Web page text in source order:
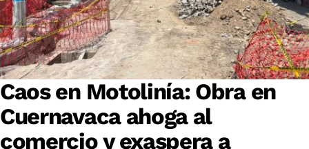
Caos en Motolinía: Obra en
Cuernavaca ahoga al
comercio y exaspera a